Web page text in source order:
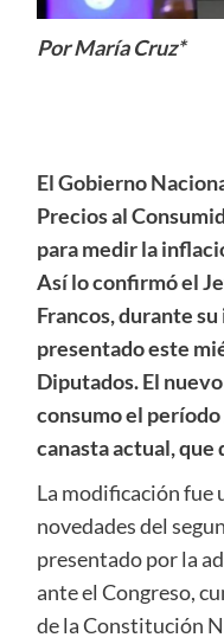
Por María Cruz*
El Gobierno
Precios al
para medir la
Así lo confirmó el
Francos, durante
presentado este
Diputados. El
consumo el
canasta actual, que
La modificación fue
novedades del
presentado por la
ante el Congreso,
de la Constitución